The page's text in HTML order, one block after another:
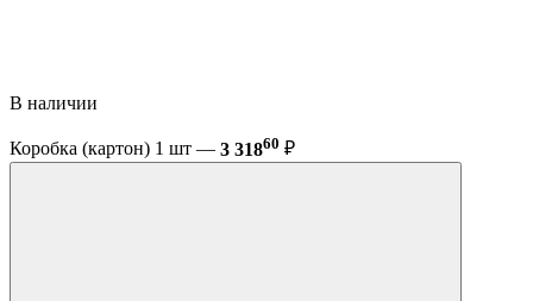
В наличии
Коробка (картон) 1 шт — 3 31860 ₽